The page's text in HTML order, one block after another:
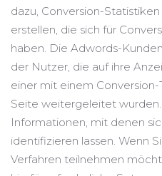
dazu, Conversion-
erstellen, die sich für
haben. Die Adwords-
der Nutzer, die auf ihre
einer mit einem
Seite weitergeleitet
Informationen, mit denen
identifizieren lassen. Wenn
Verfahren teilnehmen